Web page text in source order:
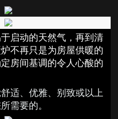
启动的天然气，再到清
不再只是为房屋供暖的
房间基调的令人心酸的
适、优雅、别致或以上
需要的。